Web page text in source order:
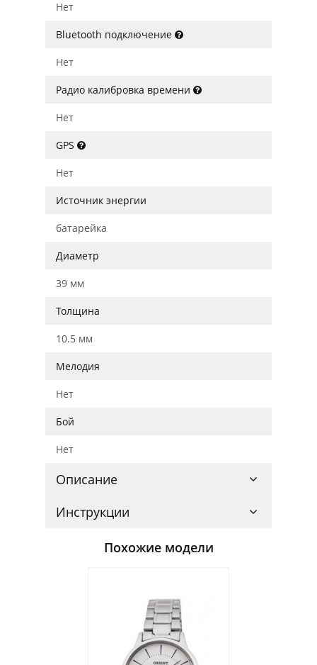
Нет
Bluetooth подключение
Нет
Радио калибровка времени
Нет
GPS
Нет
Источник энергии
батарейка
Диаметр
39 мм
Толщина
10.5 мм
Мелодия
Нет
Бой
Нет
Описание
Инструкции
Похожие модели